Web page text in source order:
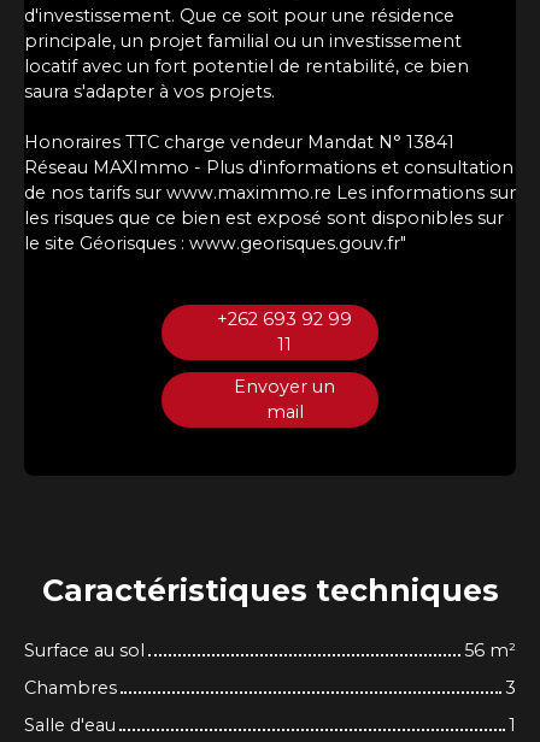
d'investissement. Que ce soit pour une résidence
principale, un projet familial ou un investissement
locatif avec un fort potentiel de rentabilité, ce bien
saura s'adapter à vos projets.
Honoraires TTC charge vendeur Mandat N° 13841
Réseau MAXImmo - Plus d'informations et consultation
de nos tarifs sur www.maximmo.re Les informations sur
les risques que ce bien est exposé sont disponibles sur
le site Géorisques : www.georisques.gouv.fr"
+262 693 92 99
11
Envoyer un
mail
Caractéristiques techniques
Surface au sol 56 m²
Chambres
3
Salle d'eau
1